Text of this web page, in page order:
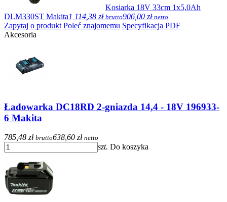
Kosiarka 18V 33cm 1x5,0Ah
DLM330ST Makita1 114,38 zł brutto906,00 zł netto
Zapytaj o produkt Poleć znajomemu Specyfikacja PDF
Akcesoria
Ładowarka DC18RD 2-gniazda 14,4 - 18V 196933-
6 Makita
785,48 zł brutto638,60 zł netto
szt. Do koszyka